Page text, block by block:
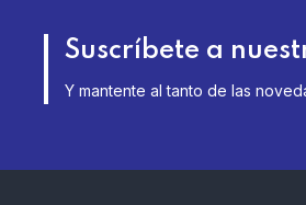
Suscríbete a
Y mantente al tanto de las